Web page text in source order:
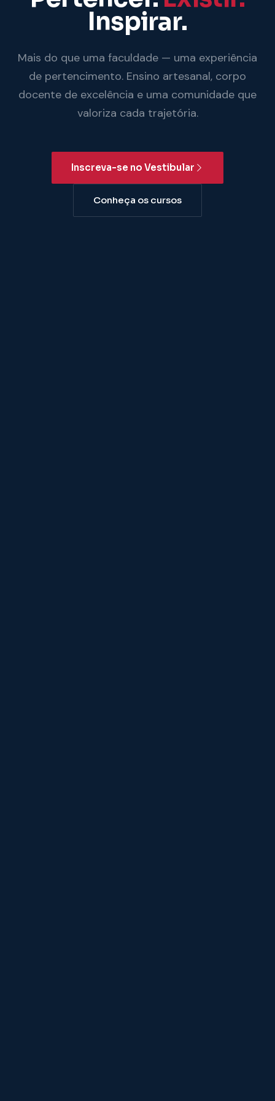
Inspirar.
Mais do que uma faculdade — uma experiência
de pertencimento. Ensino artesanal, corpo
docente de excelência e uma comunidade que
valoriza cada trajetória.
Inscreva-se no Vestibular
Conheça os cursos